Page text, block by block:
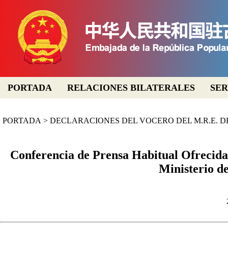
PORTADA RELACIONES BILATERALES
PORTADA > DECLARACIONES DEL VOCERO DEL M.R.E.
Conferencia de Prensa Habitual
Ministerio